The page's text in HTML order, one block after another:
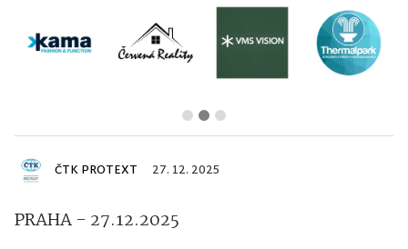
ČTK PROTEXT 27. 12. 2025
PRAHA - 27.12.2025